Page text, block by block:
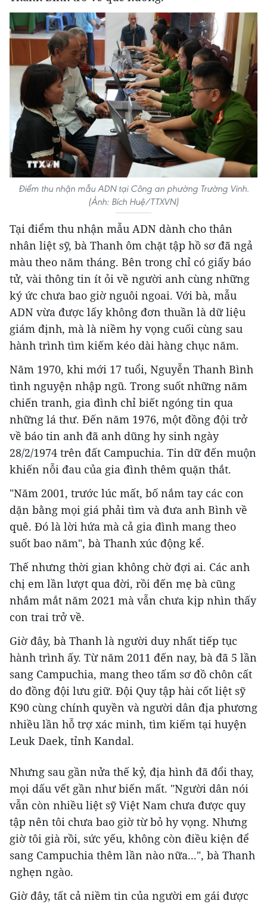
Điểm thu nhận mẫu ADN tại Công an phường Trường Vinh.
(Ảnh: Bích Huệ/TTXVN)
Tại điểm thu nhận mẫu ADN dành cho thân
nhân liệt sỹ, bà Thanh ôm chặt tập hồ sơ đã ngả
màu theo năm tháng. Bên trong chỉ có giấy báo
tử, vài thông tin ít ỏi về người anh cùng những
ký ức chưa bao giờ nguôi ngoai. Với bà, mẫu
ADN vừa được lấy không đơn thuần là dữ liệu
giám định, mà là niềm hy vọng cuối cùng sau
hành trình tìm kiếm kéo dài hàng chục năm.
Năm 1970, khi mới 17 tuổi, Nguyễn Thanh Bình
tình nguyện nhập ngũ. Trong suốt những năm
chiến tranh, gia đình chỉ biết ngóng tin qua
những lá thư. Đến năm 1976, một đồng đội trở
về báo tin anh đã anh dũng hy sinh ngày
28/2/1974 trên đất Campuchia. Tin dữ đến muộn
khiến nỗi đau của gia đình thêm quặn thắt.
"Năm 2001, trước lúc mất, bố nắm tay các con
dặn bằng mọi giá phải tìm và đưa anh Bình về
quê. Đó là lời hứa mà cả gia đình mang theo
suốt bao năm", bà Thanh xúc động kể.
Thế nhưng thời gian không chờ đợi ai. Các anh
chị em lần lượt qua đời, rồi đến mẹ bà cũng
nhắm mắt năm 2021 mà vẫn chưa kịp nhìn thấy
con trai trở về.
Giờ đây, bà Thanh là người duy nhất tiếp tục
hành trình ấy. Từ năm 2011 đến nay, bà đã 5 lần
sang Campuchia, mang theo tấm sơ đồ chôn cất
do đồng đội lưu giữ. Đội Quy tập hài cốt liệt sỹ
K90 cùng chính quyền và người dân địa phương
nhiều lần hỗ trợ xác minh, tìm kiếm tại huyện
Leuk Daek, tỉnh Kandal.
Nhưng sau gần nửa thế kỷ, địa hình đã đổi thay,
mọi dấu vết gần như biến mất. "Người dân nói
vẫn còn nhiều liệt sỹ Việt Nam chưa được quy
tập nên tôi chưa bao giờ từ bỏ hy vọng. Nhưng
giờ tôi già rồi, sức yếu, không còn điều kiện để
sang Campuchia thêm lần nào nữa...", bà Thanh
nghẹn ngào.
Giờ đây, tất cả niềm tin của người em gái được